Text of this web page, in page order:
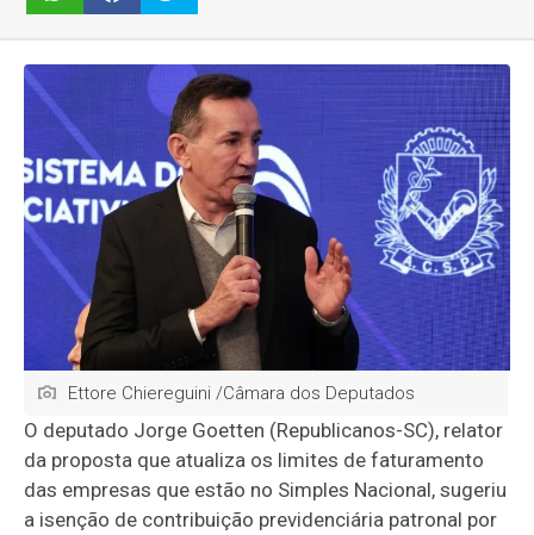
Ettore Chiereguini /Câmara dos Deputados
O deputado Jorge Goetten (Republicanos-SC), relator
da proposta que atualiza os limites de faturamento
das empresas que estão no Simples Nacional, sugeriu
a isenção de contribuição previdenciária patronal por